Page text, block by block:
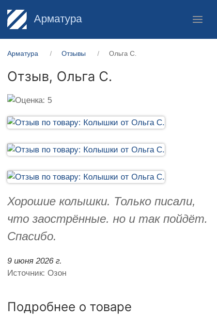
Арматура
Арматура Отзывы Ольга С.
Отзыв, Ольга С.
Хорошие колышки. Только писали,
что заострённые. но и так пойдёт.
Спасибо.
9 июня 2026 г.
Источник: Озон
Подробнее о товаре